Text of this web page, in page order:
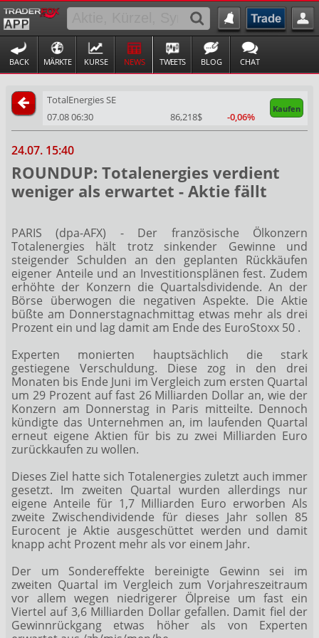
BACK MÄRKTE KURSE NEWS TWEETS BLOG CHAT
TotalEnergies SE
Kaufen
07.08 06:30 86,218$ -0,06%
24.07. 15:40
ROUNDUP: Totalenergies verdient
weniger als erwartet - Aktie fällt
PARIS (dpa-AFX) - Der französische Ölkonzern
Totalenergies hält trotz sinkender Gewinne und
steigender Schulden an den geplanten Rückkäufen
eigener Anteile und an Investitionsplänen fest. Zudem
erhöhte der Konzern die Quartalsdividende. An der
Börse überwogen die negativen Aspekte. Die Aktie
büßte am Donnerstagnachmittag etwas mehr als drei
Prozent ein und lag damit am Ende des EuroStoxx 50 .
Experten monierten hauptsächlich die stark
gestiegene Verschuldung. Diese zog in den drei
Monaten bis Ende Juni im Vergleich zum ersten Quartal
um 29 Prozent auf fast 26 Milliarden Dollar an, wie der
Konzern am Donnerstag in Paris mitteilte. Dennoch
kündigte das Unternehmen an, im laufenden Quartal
erneut eigene Aktien für bis zu zwei Milliarden Euro
zurückkaufen zu wollen.
Dieses Ziel hatte sich Totalenergies zuletzt auch immer
gesetzt. Im zweiten Quartal wurden allerdings nur
eigene Anteile für 1,7 Milliarden Euro erworben Als
zweite Zwischendividende für dieses Jahr sollen 85
Eurocent je Aktie ausgeschüttet werden und damit
knapp acht Prozent mehr als vor einem Jahr.
Der um Sondereffekte bereinigte Gewinn sei im
zweiten Quartal im Vergleich zum Vorjahreszeitraum
vor allem wegen niedrigerer Ölpreise um fast ein
Viertel auf 3,6 Milliarden Dollar gefallen. Damit fiel der
Gewinnrückgang etwas höher als von Experten